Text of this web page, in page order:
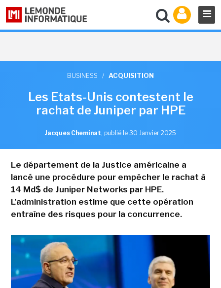
BUSINESS / ACQUISITION
Les Etats-Unis contestent le
rachat de Juniper par HPE
Jacques Cheminat, publié le 30 Janvier 2025
Le département de la Justice américaine a
lancé une procédure pour empêcher le rachat à
14 Md$ de Juniper Networks par HPE.
L'administration estime que cette opération
entraîne des risques pour la concurrence.